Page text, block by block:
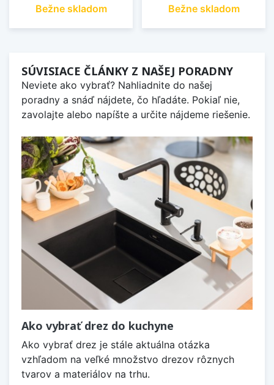
Bežne skladom Bežne skladom
SÚVISIACE ČLÁNKY Z NAŠEJ PORADNY
Neviete ako vybrať? Nahliadnite do našej
poradny a snáď nájdete, čo hľadáte. Pokiaľ nie,
zavolajte alebo napíšte a určite nájdeme riešenie.
Ako vybrať drez do kuchyne
Ako vybrať drez je stále aktuálna otázka
vzhľadom na veľké množstvo drezov rôznych
tvarov a materiálov na trhu.